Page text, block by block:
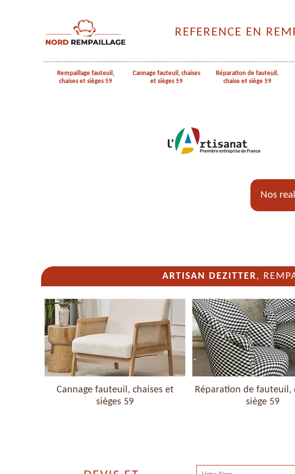
REFERENCE EN
Rempaillage fauteuil,
chaises et sièges 59
Cannage fauteuil, chaises
et sièges 59
Réparation de fauteuil,
chaise et siège 59
Nos
ARTISAN DEZITTER,
Cannage fauteuil, chaises et
sièges 59
Réparation de fauteuil,
siège 59